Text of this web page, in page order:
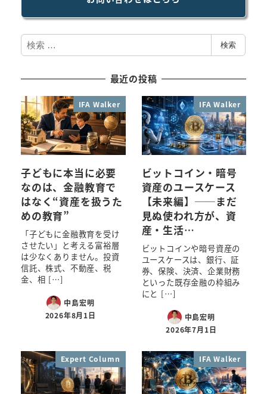
検
索
検索
最近の投稿
IFA Walker
子どもに本当に必要
なのは、金融教育で
はなく“資産を扱うた
めの教育”
「子どもに金融教育を受け
させたい」と考える富裕層
は少なくありません。投資
信託、株式、不動産、税
金、相 […]
中島宏明
2026年8月1日
IFA Walker
ビットコイン・暗号
資産のユースケース
【未来編】──まだ
見ぬ使われ方が、資
産・生活…
ビットコインや暗号資産の
ユースケースは、銀行、証
券、保険、決済、企業財務
といった既存金融の枠組み
にと […]
中島宏明
2026年7月1日
Expert Column IFA Walker